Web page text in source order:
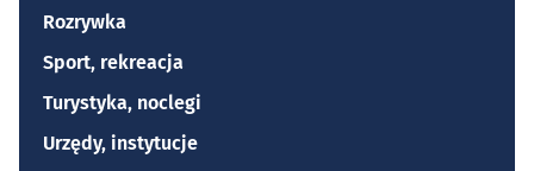
Rozrywka
Sport, rekreacja
Turystyka, noclegi
Urzędy, instytucje